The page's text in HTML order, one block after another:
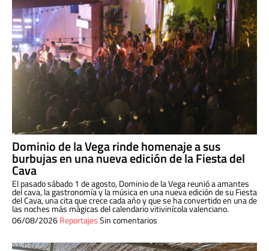
Dominio de la Vega rinde homenaje a sus
burbujas en una nueva edición de la Fiesta del
Cava
El pasado sábado 1 de agosto, Dominio de la Vega reunió a amantes
del cava, la gastronomía y la música en una nueva edición de su Fiesta
del Cava, una cita que crece cada año y que se ha convertido en una de
las noches más mágicas del calendario vitivinícola valenciano.
06/08/2026ReportajesSin comentarios